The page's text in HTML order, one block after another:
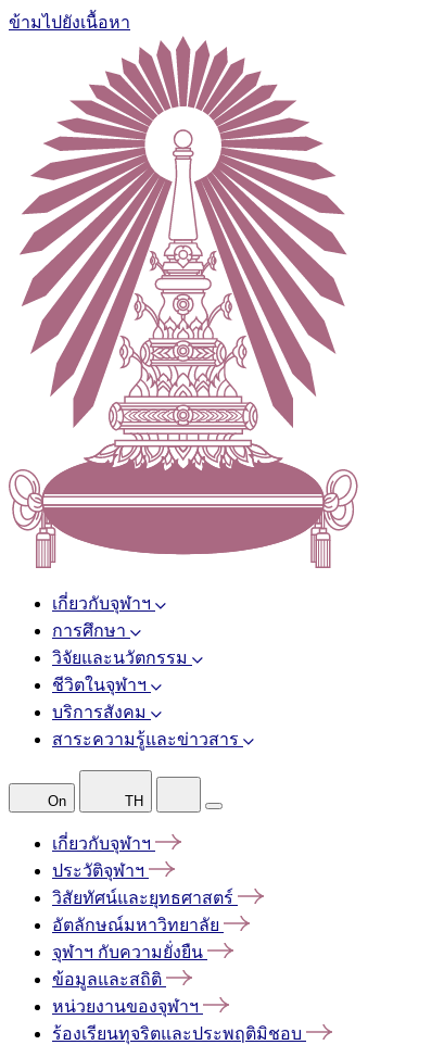
ข้ามไปยังเนื้อหา
เกี่ยวกับจุฬาฯ
การศึกษา
วิจัยและนวัตกรรม
ชีวิตในจุฬาฯ
บริการสังคม
สาระความรู้และข่าวสาร
On TH
เกี่ยวกับจุฬาฯ
ประวัติจุฬาฯ
วิสัยทัศน์และยุทธศาสตร์
อัตลักษณ์มหาวิทยาลัย
จุฬาฯ กับความยั่งยืน
ข้อมูลและสถิติ
หน่วยงานของจุฬาฯ
ร้องเรียนทุจริตและประพฤติมิชอบ